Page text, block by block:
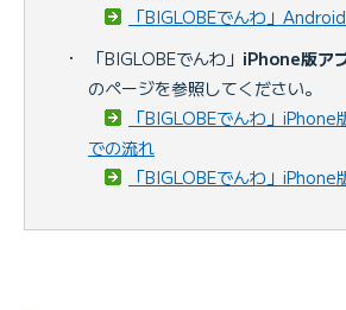
「BIGLOBEでんわ」
・
「BIGLOBEでんわ」 iPhone版ア
のページを参照してください。
「BIGLOBEでんわ」
での流れ
「BIGLOBEでんわ」